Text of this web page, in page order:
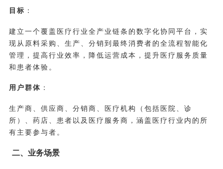
目标 ：
建立一个覆盖医疗行业全产业链条的数字化协同平台，实
现从原料采购、生产、分销到最终消费者的全流程智能化
管理，提高行业效率，降低运营成本，提升医疗服务质量
和患者体验。
用户群体 ：
生产商、供应商、分销商、医疗机构（包括医院、诊
所）、药店、患者以及医疗服务商，涵盖医疗行业内的所
有主要参与者。
二、业务场景